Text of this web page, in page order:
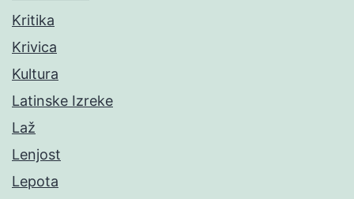
Kritika
Krivica
Kultura
Latinske Izreke
Laž
Lenjost
Lepota